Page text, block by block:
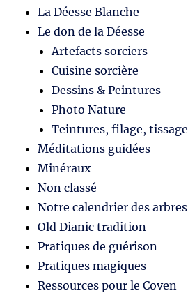
La Déesse Blanche
Le don de la Déesse
Artefacts sorciers
Cuisine sorcière
Dessins & Peintures
Photo Nature
Teintures, filage, tissage
Méditations guidées
Minéraux
Non classé
Notre calendrier des arbres
Old Dianic tradition
Pratiques de guérison
Pratiques magiques
Ressources pour le Coven